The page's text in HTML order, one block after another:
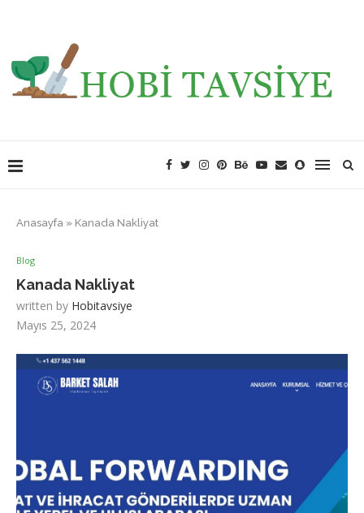
Anasayfa » Kanada Nakliyat
Blog
Kanada Nakliyat
written by Hobitavsiye
Mayıs 25, 2024